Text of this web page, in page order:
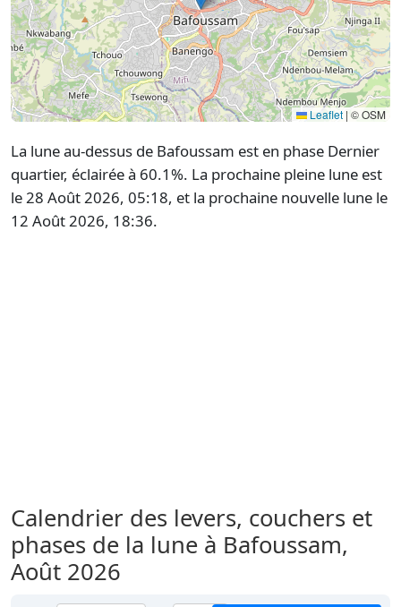
Leaflet | © OSM
La lune au-dessus de Bafoussam est en phase Dernier
quartier, éclairée à 60.1%. La prochaine pleine lune est
le 28 Août 2026, 05:18, et la prochaine nouvelle lune le
12 Août 2026, 18:36.
Calendrier des levers, couchers et
phases de la lune à Bafoussam,
Août 2026